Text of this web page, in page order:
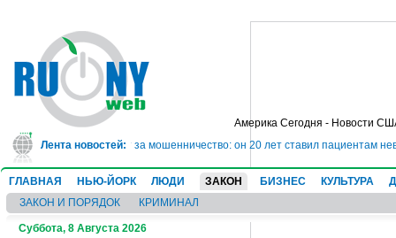
Америка Сегодня - Новости
Лента новостей:
в тюрьму на 10 лет за мошенничество: он 20 лет ставил пациентам
ГЛАВНАЯ НЬЮ-ЙОРК ЛЮДИ ЗАКОН БИЗНЕС КУЛЬТУРА
ЗАКОН И ПОРЯДОК
КРИМИНАЛ
Суббота, 8 Августа 2026